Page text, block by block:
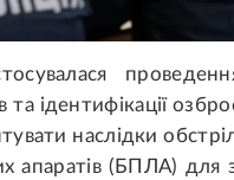
та ідентифікації
наслідки
апаратів (БПЛА) для